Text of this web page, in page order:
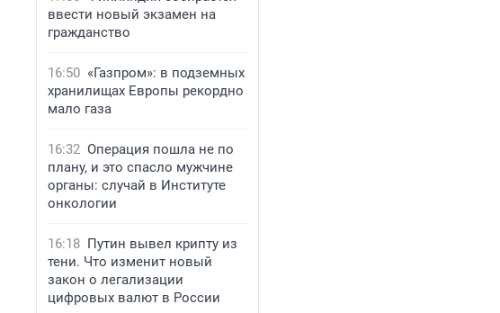
ввести новый экзамен на
гражданство
16:50 «Газпром»: в подземных
хранилищах Европы рекордно
мало газа
16:32 Операция пошла не по
плану, и это спасло мужчине
органы: случай в Институте
онкологии
16:18 Путин вывел крипту из
тени. Что изменит новый
закон о легализации
цифровых валют в России